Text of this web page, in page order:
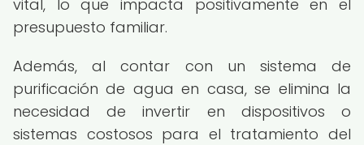
vital, lo que impacta positivamente en el
presupuesto familiar.
Además, al contar con un sistema de
purificación de agua en casa, se elimina la
necesidad de invertir en dispositivos o
sistemas costosos para el tratamiento del